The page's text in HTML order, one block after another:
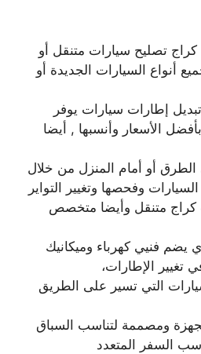
تصليح سيارات متنقل أو
أنواع السيارات الجديدة أو
إطارات سيارات يوفر
الأسعار وأنسبها , أيضا
الطرق أو أمام المنزل من خلال
وفحصها وتغيير التواير
متنقل وأيضا متخصص
يضم فنيي كهرباء وميكانيك
الإطارات،
التي تسير على الطريق
ومصممة لتناسب السباق
السفر المتعدد